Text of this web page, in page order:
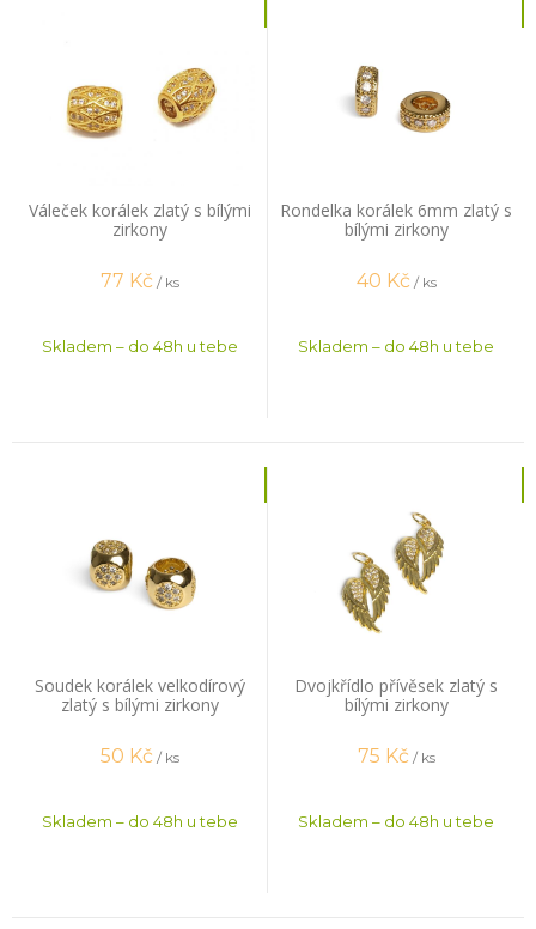
Váleček korálek zlatý s bílými
zirkony
77 Kč / ks
Skladem – do 48h u tebe
Rondelka korálek 6mm zlatý s
bílými zirkony
40 Kč / ks
Skladem – do 48h u tebe
Soudek korálek velkodírový
zlatý s bílými zirkony
50 Kč / ks
Skladem – do 48h u tebe
Dvojkřídlo přívěsek zlatý s
bílými zirkony
75 Kč / ks
Skladem – do 48h u tebe